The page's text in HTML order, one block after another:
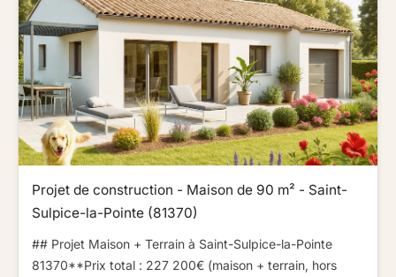
Projet de construction - Maison de 90 m² - Saint-
Sulpice-la-Pointe (81370)
## Projet Maison + Terrain à Saint-Sulpice-la-Pointe
81370​ ​​ ​**Prix total : 227 200€ (maison + terrain, hors